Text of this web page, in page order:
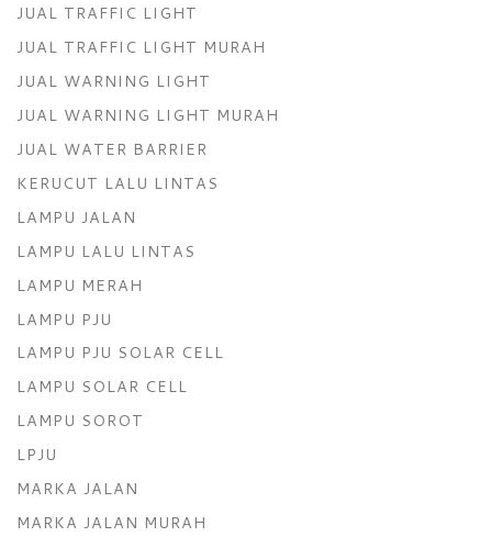
JUAL TRAFFIC LIGHT
JUAL TRAFFIC LIGHT MURAH
JUAL WARNING LIGHT
JUAL WARNING LIGHT MURAH
JUAL WATER BARRIER
KERUCUT LALU LINTAS
LAMPU JALAN
LAMPU LALU LINTAS
LAMPU MERAH
LAMPU PJU
LAMPU PJU SOLAR CELL
LAMPU SOLAR CELL
LAMPU SOROT
LPJU
MARKA JALAN
MARKA JALAN MURAH